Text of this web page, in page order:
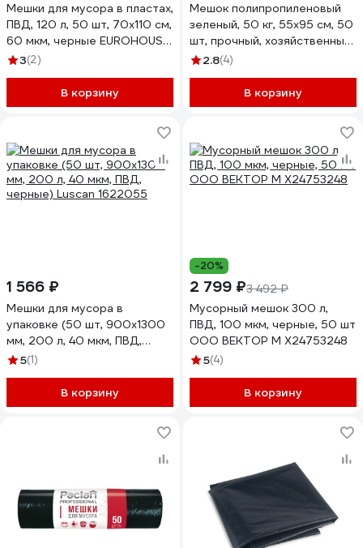
Мешки для мусора в пластах,
ПВД, 120 л, 50 шт, 70x110 см,
60 мкм, черные EUROHOUSE
12338
3(2)
В корзину
Мешок полипропиленовый
зеленый, 50 кг, 55х95 см, 50
шт, прочный, хозяйственный
ЛЕТО 90555
2.8(4)
В корзину
1 566 ₽
Мешки для мусора в
упаковке (50 шт, 900х1300
мм, 200 л, 40 мкм, ПВД,
черные) Luscan 1622055
5(1)
В корзину
-20%
2 799 ₽3 492 ₽
Мусорный мешок 300 л,
ПВД, 100 мкм, черные, 50 шт
ООО ВЕКТОР М X24753248
5(4)
В корзину